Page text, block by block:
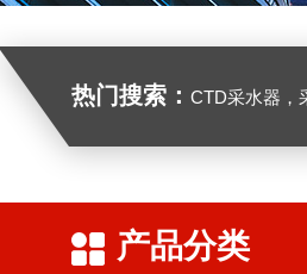
热门搜索： CTD采水器，采泥器，水生生物采样器，浮游生物
产品分类